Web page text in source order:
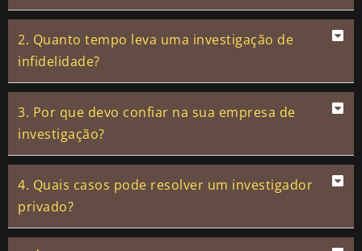
2. Quanto tempo leva uma investigação de
infidelidade?
3. Por que devo confiar na sua empresa de
investigação?
4. Quais casos pode resolver um investigador
privado?